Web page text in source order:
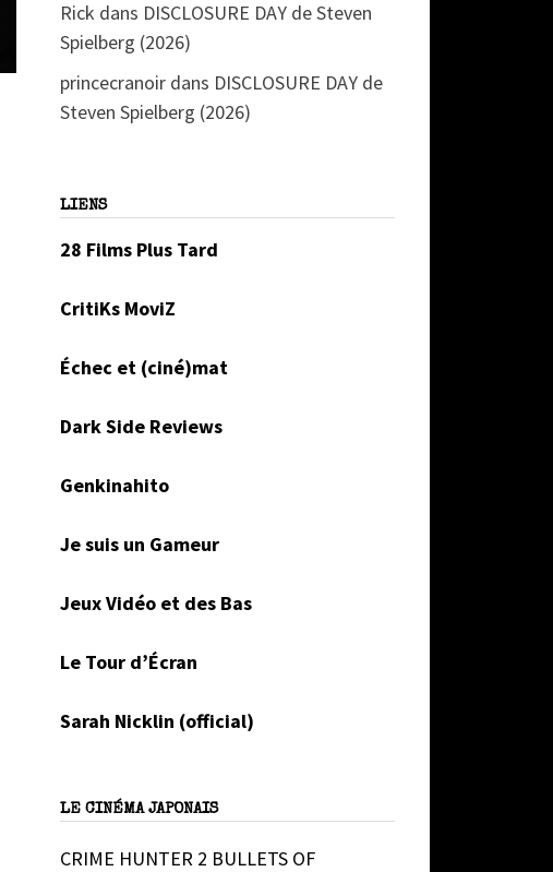
Rick dans DISCLOSURE DAY de Steven
Spielberg (2026)
princecranoir dans DISCLOSURE DAY de
Steven Spielberg (2026)
LIENS
28 Films Plus Tard
CritiKs MoviZ
Échec et (ciné)mat
Dark Side Reviews
Genkinahito
Je suis un Gameur
Jeux Vidéo et des Bas
Le Tour d’Écran
Sarah Nicklin (official)
LE CINÉMA JAPONAIS
CRIME HUNTER 2 BULLETS OF